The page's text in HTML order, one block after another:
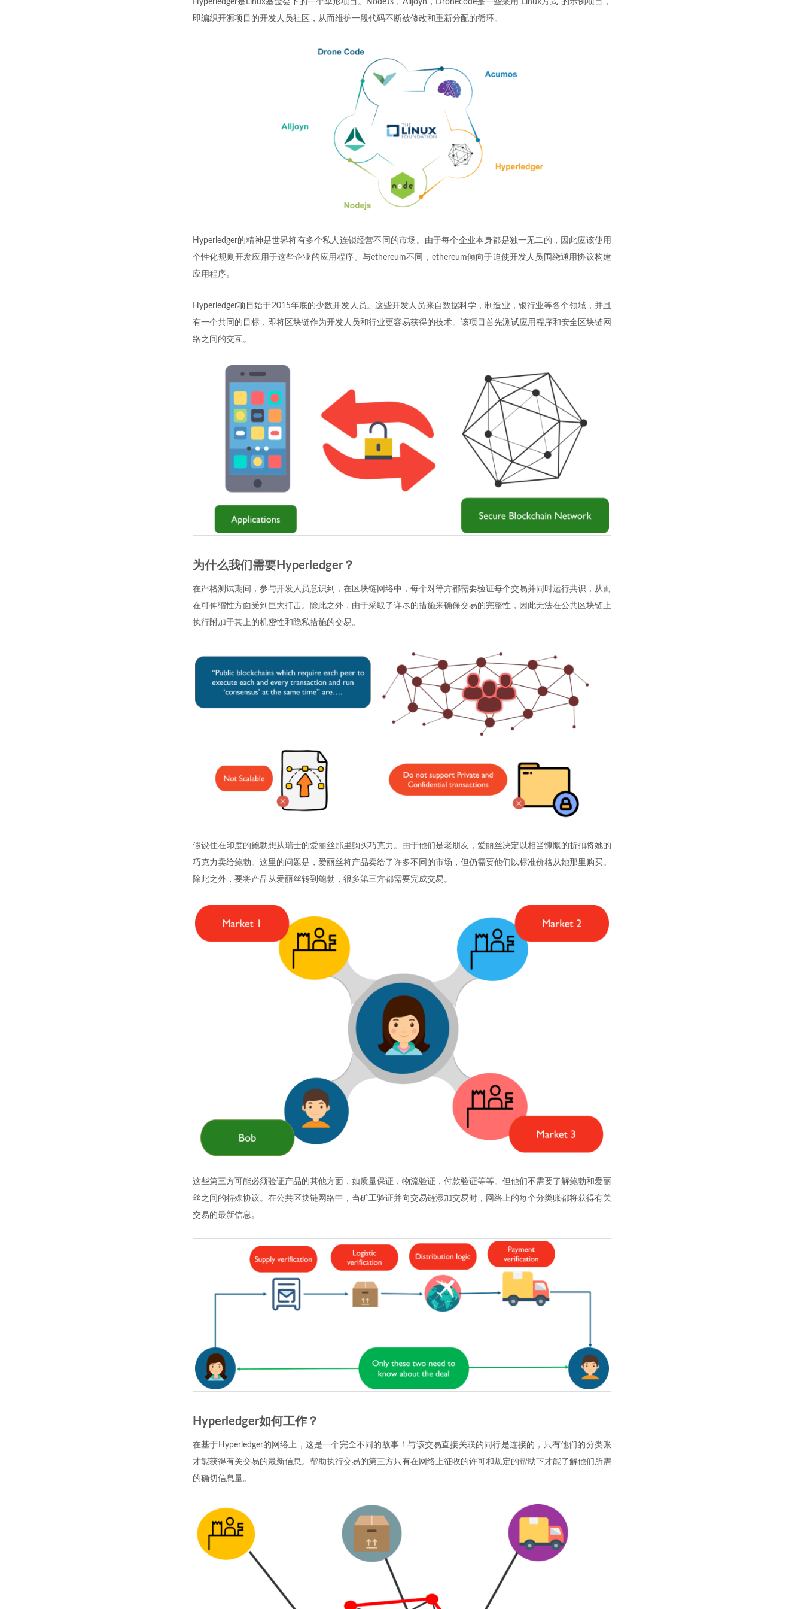
Hyperledger是Linux基金会下的一个伞形项目。NodeJs，Alljoyn，Dronecode是一些采用“Linux方式”的示例项目，
即编织开源项目的开发人员社区，从而维护一段代码不断被修改和重新分配的循环。
Hyperledger的精神是世界将有多个私人连锁经营不同的市场。由于每个企业本身都是独一无二的，因此应该使用
个性化规则开发应用于这些企业的应用程序。与ethereum不同，ethereum倾向于迫使开发人员围绕通用协议构建
应用程序。
Hyperledger项目始于2015年底的少数开发人员。这些开发人员来自数据科学，制造业，银行业等各个领域，并且
有一个共同的目标，即将区块链作为开发人员和行业更容易获得的技术。该项目首先测试应用程序和安全区块链网
络之间的交互。
为什么我们需要Hyperledger？
在严格测试期间，参与开发人员意识到，在区块链网络中，每个对等方都需要验证每个交易并同时运行共识，从而
在可伸缩性方面受到巨大打击。除此之外，由于采取了详尽的措施来确保交易的完整性，因此无法在公共区块链上
执行附加于其上的机密性和隐私措施的交易。
假设住在印度的鲍勃想从瑞士的爱丽丝那里购买巧克力。由于他们是老朋友，爱丽丝决定以相当慷慨的折扣将她的
巧克力卖给鲍勃。这里的问题是，爱丽丝将产品卖给了许多不同的市场，但仍需要他们以标准价格从她那里购买。
除此之外，要将产品从爱丽丝转到鲍勃，很多第三方都需要完成交易。
这些第三方可能必须验证产品的其他方面，如质量保证，物流验证，付款验证等等。但他们不需要了解鲍勃和爱丽
丝之间的特殊协议。在公共区块链网络中，当矿工验证并向交易链添加交易时，网络上的每个分类账都将获得有关
交易的最新信息。
Hyperledger如何工作？
在基于Hyperledger的网络上，这是一个完全不同的故事！与该交易直接关联的同行是连接的，只有他们的分类账
才能获得有关交易的最新信息。帮助执行交易的第三方只有在网络上征收的许可和规定的帮助下才能了解他们所需
的确切信息量。